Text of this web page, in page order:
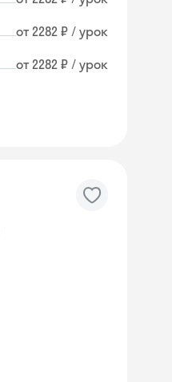
от 2282 ₽ / урок
от 2282 ₽ / урок